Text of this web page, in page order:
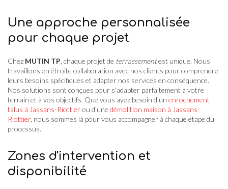
Une approche personnalisée
pour chaque projet
Chez MUTIN TP , chaque projet de terrassementest unique. Nous
travaillons en étroite collaboration avec nos clients pour comprendre
leurs besoins spécifiques et adapter nos services en conséquence.
Nos solutions sont conçues pour s'adapter parfaitement à votre
terrain et à vos objectifs. Que vous ayez besoin d'un enrochement
talus à Jassans-Riottierou d'une démolition maison à Jassans-
Riottier, nous sommes là pour vous accompagner à chaque étape du
processus.
Zones d'intervention et
disponibilité